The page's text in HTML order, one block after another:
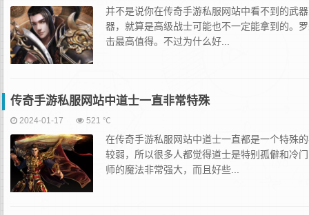
并不是说你在传奇手游私服网站中看不到的武
器，就算是高级战士可能也不一定能拿到的。
击最高值得。不过为什么好...
传奇手游私服网站中道士一直非常特殊
2024-01-17 521 ℃
在传奇手游私服网站中道士一直都是一个特殊
较弱，所以很多人都觉得道士是特别孤僻和冷
师的魔法非常强大，而且好些...